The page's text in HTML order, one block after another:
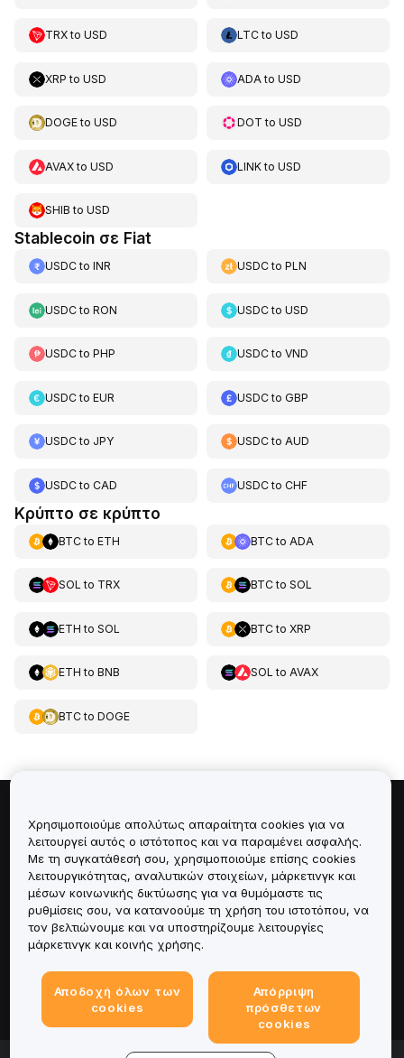
TRXto USD LTCtoUSD
XRP to USD ADA toUSD
DOGEto USD DOT toUSD
AVAXto USD LINKtoUSD
SHIB to USD
Stablecoin σε Fiat
USDCto INR USDCtoPLN
USDCto RON USDCtoUSD
USDCto PHP USDCtoVND
USDCto EUR USDCtoGBP
USDCto JPY USDCtoAUD
USDCto CAD USDCtoCHF
Κρύπτο σε κρύπτο
BTCto ETH BTCto ADA
SOL to TRX BTCto SOL
ETH to SOL BTCto XRP
ETH to BNB SOL to AVAX
BTCto DOGE
Πληροφορίες για
Υπηρεσίες
Υποστήριξη
Προϊόντα
Νομικά
Χρησιμοποιούμε απολύτως απαραίτητα cookies για να
λειτουργεί αυτός ο ιστότοπος και να παραμένει ασφαλής.
Με τη συγκατάθεσή σου, χρησιμοποιούμε επίσης cookies
λειτουργικότητας, αναλυτικών στοιχείων, μάρκετινγκ και
μέσων κοινωνικής δικτύωσης για να θυμόμαστε τις
ρυθμίσεις σου, να κατανοούμε τη χρήση του ιστοτόπου, να
τον βελτιώνουμε και να υποστηρίζουμε λειτουργίες
μάρκετινγκ και κοινής χρήσης.
Αποδοχή όλων των
cookies
Απόρριψη
πρόσθετων
cookies